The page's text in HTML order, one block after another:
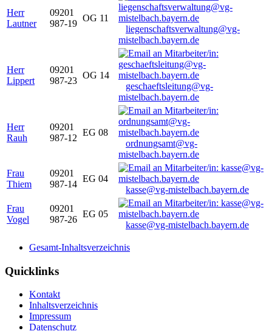
Herr
Lautner
09201
987-19
OG 11
liegenschaftsverwaltung@vg-
mistelbach.bayern.de
Herr
Lippert
09201
987-23
OG 14
geschaeftsleitung@vg-
mistelbach.bayern.de
Herr
Rauh
09201
987-12
EG 08
ordnungsamt@vg-
mistelbach.bayern.de
Frau
Thiem
09201
987-14
EG 04
kasse@vg-mistelbach.bayern.de
Frau
Vogel
09201
987-26
EG 05
kasse@vg-mistelbach.bayern.de
Gesamt-Inhaltsverzeichnis
Quicklinks
Kontakt
Inhaltsverzeichnis
Impressum
Datenschutz